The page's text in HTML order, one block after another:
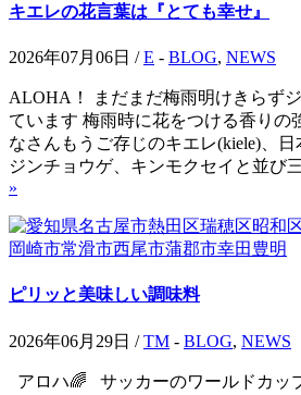
キエレの花言葉は『とても幸せ』
2026年07月06日 /E - BLOG, NEWS
ALOHA！ まだまだ梅雨明けきらず
ています 梅雨時に花をつける香りの
なさんもうご存じのキエレ(kiele)、
ジンチョウゲ、キンモクセイと並び
»
ピリッと美味しい調味料
2026年06月29日 /TM - BLOG, NEWS
アロハ🌈 サッカーのワールドカッ